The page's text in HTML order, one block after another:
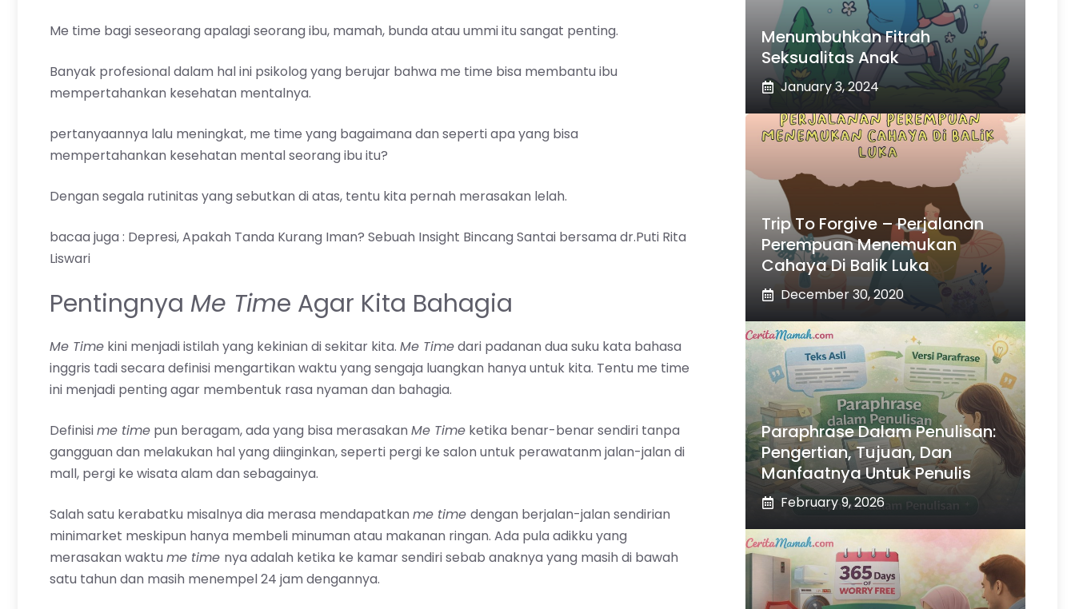
Me time bagi seseorang apalagi seorang ibu, mamah, bunda atau ummi itu sangat penting.
Banyak profesional dalam hal ini psikolog yang berujar bahwa me time bisa membantu ibu
mempertahankan kesehatan mentalnya.
pertanyaannya lalu meningkat, me time yang bagaimana dan seperti apa yang bisa
mempertahankan kesehatan mental seorang ibu itu?
Dengan segala rutinitas yang sebutkan di atas, tentu kita pernah merasakan lelah.
bacaa juga : Depresi, Apakah Tanda Kurang Iman? Sebuah Insight Bincang Santai bersama dr.Puti Rita
Liswari
Pentingnya Me Time Agar Kita Bahagia
Me Time kini menjadi istilah yang kekinian di sekitar kita. Me Timedari padanan dua suku kata bahasa
inggris tadi secara definisi mengartikan waktu yang sengaja luangkan hanya untuk kita. Tentu me time
ini menjadi penting agar membentuk rasa nyaman dan bahagia.
Definisime time pun beragam, ada yang bisa merasakan Me Time ketika benar-benar sendiri tanpa
gangguan dan melakukan hal yang diinginkan, seperti pergi ke salon untuk perawatanm jalan-jalan di
mall, pergi ke wisata alam dan sebagainya.
Salah satu kerabatku misalnya dia merasa mendapatkan me time dengan berjalan-jalan sendirian
minimarket meskipun hanya membeli minuman atau makanan ringan. Ada pula adikku yang
merasakan waktu me time nya adalah ketika ke kamar sendiri sebab anaknya yang masih di bawah
satu tahun dan masih menempel 24 jam dengannya.
Menumbuhkan Fitrah
Seksualitas Anak
January 3, 2024
Trip To Forgive – Perjalanan
Perempuan Menemukan
Cahaya Di Balik Luka
December 30, 2020
Paraphrase Dalam Penulisan:
Pengertian, Tujuan, Dan
Manfaatnya Untuk Penulis
February 9, 2026